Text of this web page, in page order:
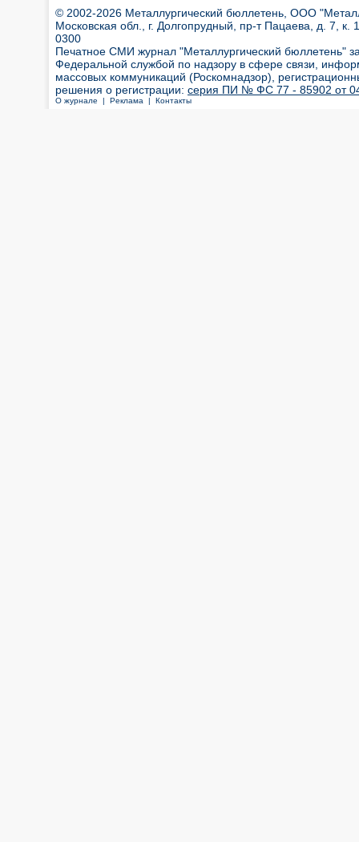
© 2002-2026 Металлургический бюллетень, ООО
Московская обл., г. Долгопрудный, пр-т Пацаева, д. 7,
0300
Печатное СМИ журнал "Металлургический бюллетень"
Федеральной службой по надзору в сфере связи,
массовых коммуникаций (Роскомнадзор),
решения о регистрации: серия ПИ № ФС 77 - 85902 от 04
О журнале | Реклама | Контакты